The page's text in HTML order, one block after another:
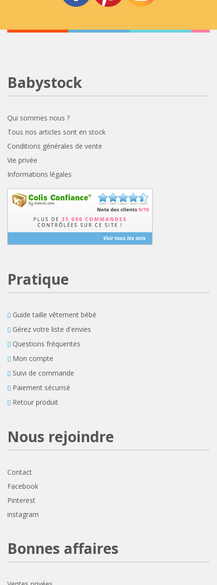
Babystock
Qui sommes nous ?
Tous nos articles sont en stock
Conditions générales de vente
Vie privée
Informations légales
Pratique
Guide taille vêtement bébé
Gérez votre liste d'envies
Questions fréquentes
Mon compte
Suivi de commande
Paiement sécurisé
Retour produit
Nous rejoindre
Contact
Facebook
Pinterest
instagram
Bonnes affaires